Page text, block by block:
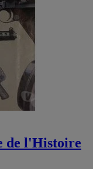
de l'Histoire